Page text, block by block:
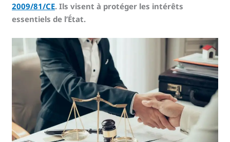
2009/81/CE. Ils visent à protéger les intérêts
essentiels de l’État.